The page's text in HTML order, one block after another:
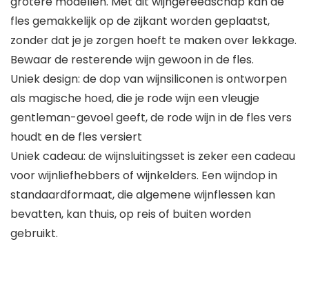
fles gemakkelijk op de zijkant worden geplaatst,
zonder dat je je zorgen hoeft te maken over lekkage.
Bewaar de resterende wijn gewoon in de fles.
Uniek design: de dop van wijnsiliconen is ontworpen
als magische hoed, die je rode wijn een vleugje
gentleman-gevoel geeft, de rode wijn in de fles vers
houdt en de fles versiert
Uniek cadeau: de wijnsluitingsset is zeker een cadeau
voor wijnliefhebbers of wijnkelders. Een wijndop in
standaardformaat, die algemene wijnflessen kan
bevatten, kan thuis, op reis of buiten worden
gebruikt.